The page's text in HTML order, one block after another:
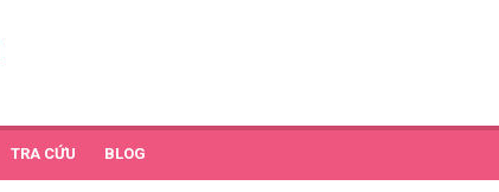
TRA CỨU BLOG